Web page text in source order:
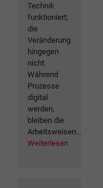
Technik
funktioniert;
die
Veränderung
hingegen
nicht.
Während
Prozesse
digital
werden,
bleiben die
Arbeitsweisen...
Weiterlesen